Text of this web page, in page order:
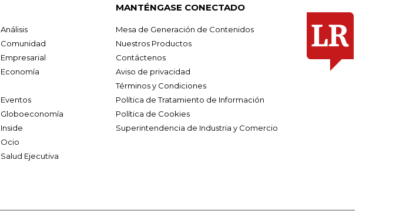
Análisis
Comunidad
Empresarial
Economía
Eventos
Globoeconomía
Inside
Ocio
Salud Ejecutiva
MANTÉNGASE CONECTADO
Mesa de Generación de Contenidos
Nuestros Productos
Contáctenos
Aviso de privacidad
Términos y Condiciones
Política de Tratamiento de Información
Política de Cookies
Superintendencia de Industria y Comercio